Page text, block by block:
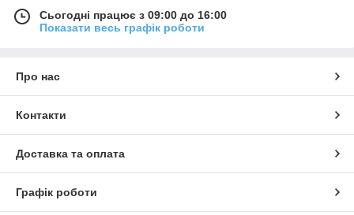
Сьогодні працює з 09:00 до 16:00
Показати весь графік роботи
Про нас
Контакти
Доставка та оплата
Графік роботи